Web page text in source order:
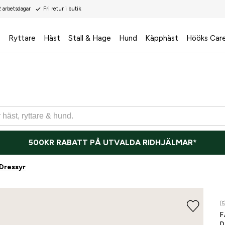
Fri retur i butik
Ryttare Häst Stall & Hage Hund Käpphäst Hööks
500KR RABATT PÅ UTVALDA RIDHJÄLMAR*